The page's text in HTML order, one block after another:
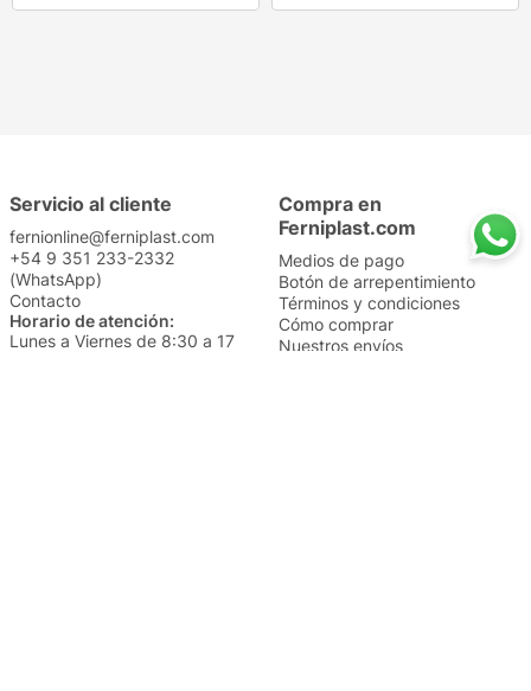
Servicio al cliente
fernionline@ferniplast.com
+54 9 351 233-2332
(WhatsApp)
Contacto
Horario de atención:
Lunes a Viernes de 8:30 a 17
Compra en
Ferniplast.com
Medios de pago
Botón de arrepentimiento
Términos y condiciones
Cómo comprar
Nuestros envíos